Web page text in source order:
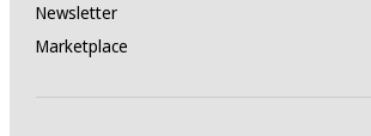
Newsletter
Marketplace